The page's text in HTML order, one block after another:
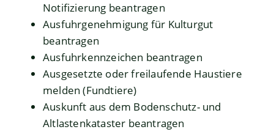
Notifizierung beantragen
Ausfuhrgenehmigung für Kulturgut
beantragen
Ausfuhrkennzeichen beantragen
Ausgesetzte oder freilaufende Haustiere
melden (Fundtiere)
Auskunft aus dem Bodenschutz- und
Altlastenkataster beantragen